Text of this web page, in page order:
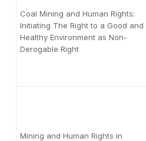
Coal Mining and Human Rights:
Initiating The Right to a Good and
Healthy Environment as Non-
Derogable Right
Mining and Human Rights in